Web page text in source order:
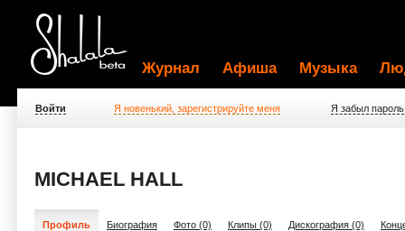
Журнал Афиша Музыка
Войти Я новенький, зарегистрируйте меня Я забыл пароль
MICHAEL HALL
Профиль Биография Фото (0) Клипы (0) Дискография (0)